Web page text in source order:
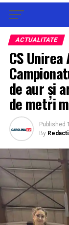
ACTUALITATE
CS
de aur și
de metri
Published
By